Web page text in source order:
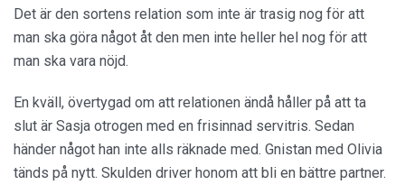
Det är den sortens relation som inte är trasig nog för att
man ska göra något åt den men inte heller hel nog för att
man ska vara nöjd.
En kväll, övertygad om att relationen ändå håller på att ta
slut är Sasja otrogen med en frisinnad servitris. Sedan
händer något han inte alls räknade med. Gnistan med Olivia
tänds på nytt. Skulden driver honom att bli en bättre partner.